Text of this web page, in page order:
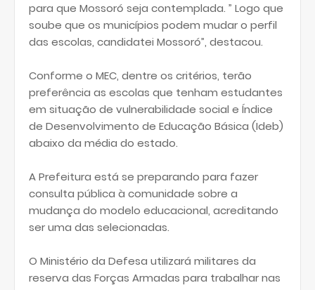
para que Mossoró seja contemplada. ” Logo que
soube que os municípios podem mudar o perfil
das escolas, candidatei Mossoró”, destacou.
Conforme o MEC, dentre os critérios, terão
preferência as escolas que tenham estudantes
em situação de vulnerabilidade social e Índice
de Desenvolvimento de Educação Básica (Ideb)
abaixo da média do estado.
A Prefeitura está se preparando para fazer
consulta pública à comunidade sobre a
mudança do modelo educacional, acreditando
ser uma das selecionadas.
O Ministério da Defesa utilizará militares da
reserva das Forças Armadas para trabalhar nas